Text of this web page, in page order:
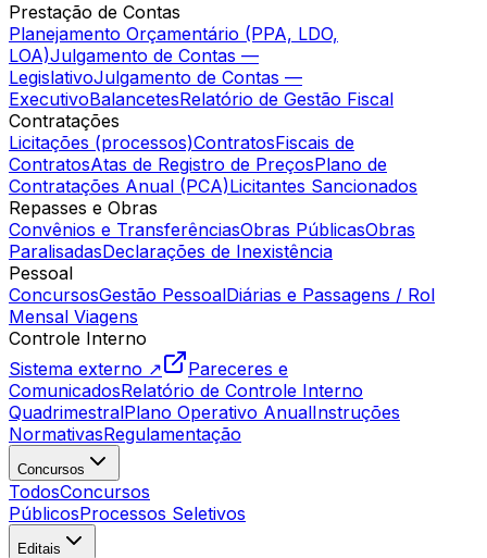
Prestação de Contas
Planejamento Orçamentário (PPA, LDO,
LOA)Julgamento de Contas —
LegislativoJulgamento de Contas —
ExecutivoBalancetesRelatório de Gestão Fiscal
Contratações
Licitações (processos)ContratosFiscais de
ContratosAtas de Registro de PreçosPlano de
Contratações Anual (PCA)Licitantes Sancionados
Repasses e Obras
Convênios e TransferênciasObras PúblicasObras
ParalisadasDeclarações de Inexistência
Pessoal
ConcursosGestão PessoalDiárias e Passagens / Rol
Mensal Viagens
Controle Interno
Sistema externo ↗
Pareceres e
ComunicadosRelatório de Controle Interno
QuadrimestralPlano Operativo AnualInstruções
NormativasRegulamentação
Concursos
TodosConcursos
PúblicosProcessos Seletivos
Editais